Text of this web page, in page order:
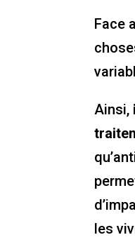
Face
Ainsi,
les